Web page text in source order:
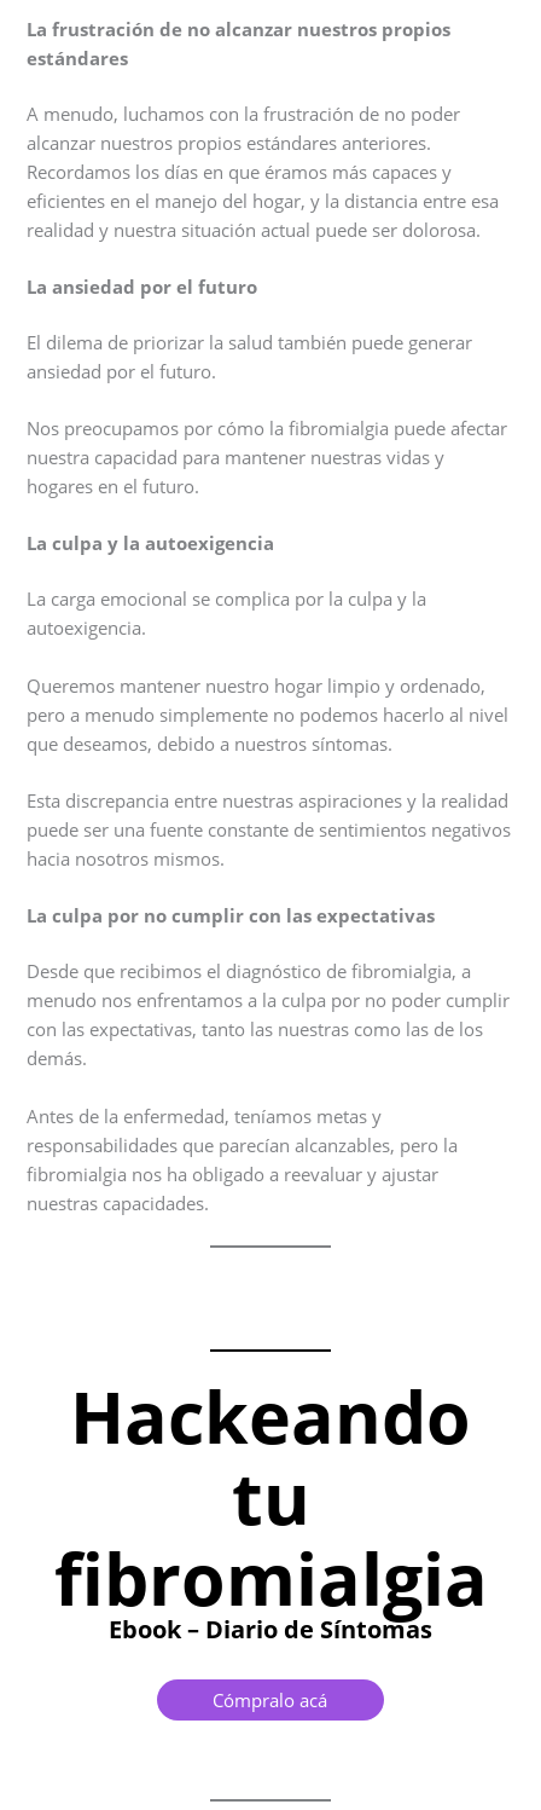
La frustración de no alcanzar nuestros propios
estándares
A menudo, luchamos con la frustración de no poder
alcanzar nuestros propios estándares anteriores.
Recordamos los días en que éramos más capaces y
eficientes en el manejo del hogar, y la distancia entre esa
realidad y nuestra situación actual puede ser dolorosa.
La ansiedad por el futuro
El dilema de priorizar la salud también puede generar
ansiedad por el futuro.
Nos preocupamos por cómo la fibromialgia puede afectar
nuestra capacidad para mantener nuestras vidas y
hogares en el futuro.
La culpa y la autoexigencia
La carga emocional se complica por la culpa y la
autoexigencia.
Queremos mantener nuestro hogar limpio y ordenado,
pero a menudo simplemente no podemos hacerlo al nivel
que deseamos, debido a nuestros síntomas.
Esta discrepancia entre nuestras aspiraciones y la realidad
puede ser una fuente constante de sentimientos negativos
hacia nosotros mismos.
La culpa por no cumplir con las expectativas
Desde que recibimos el diagnóstico de fibromialgia, a
menudo nos enfrentamos a la culpa por no poder cumplir
con las expectativas, tanto las nuestras como las de los
demás.
Antes de la enfermedad, teníamos metas y
responsabilidades que parecían alcanzables, pero la
fibromialgia nos ha obligado a reevaluar y ajustar
nuestras capacidades.
Hackeando
tu
fibromialgia
Ebook – Diario de Síntomas
Cómpralo acá